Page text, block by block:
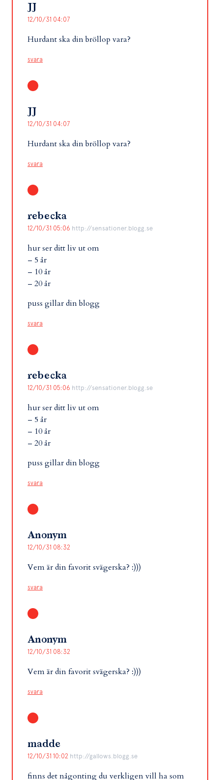
JJ
12/10/31 04:07
Hurdant ska din bröllop vara?
svara
JJ
12/10/31 04:07
Hurdant ska din bröllop vara?
svara
rebecka
12/10/31 05:06 http://sensationer.blogg.se
hur ser ditt liv ut om
– 5 år
– 10 år
– 20 år
puss gillar din blogg
svara
rebecka
12/10/31 05:06 http://sensationer.blogg.se
hur ser ditt liv ut om
– 5 år
– 10 år
– 20 år
puss gillar din blogg
svara
Anonym
12/10/31 08:32
Vem är din favorit svägerska? :)))
svara
Anonym
12/10/31 08:32
Vem är din favorit svägerska? :)))
svara
madde
12/10/31 10:02 http://gallows.blogg.se
finns det någonting du verkligen vill ha som